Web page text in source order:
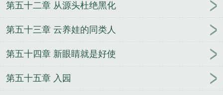
第五十二章 从源头杜绝黑化
第五十三章 云养娃的同类人
第五十四章 新眼睛就是好使
第五十五章 入园